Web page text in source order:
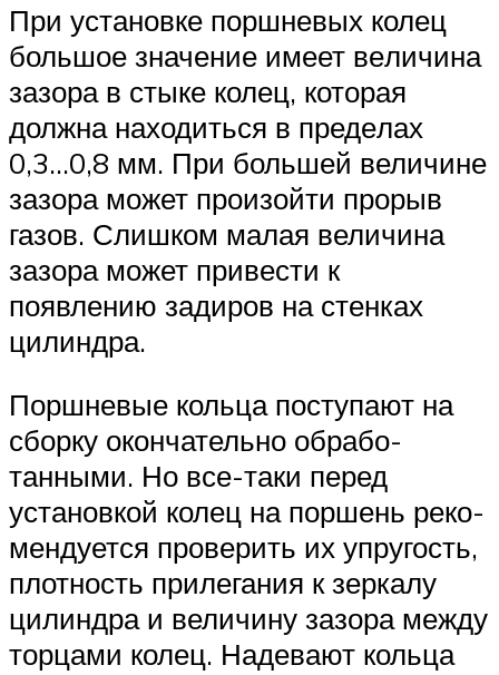
При установке поршневых колец
большое значение имеет ве­личина
зазора в стыке колец, которая
должна находиться в преде­лах
0,3…0,8 мм. При большей величине
зазора может произойти прорыв
газов. Слишком малая величина
зазора может привести к
появлению задиров на стенках
цилиндра.
Поршневые кольца поступают на
сборку окончательно обрабо­
танными. Но все-таки перед
установкой колец на поршень реко­
мендуется проверить их упругость,
плотность прилегания к зерка­лу
цилиндра и величину зазора между
торцами колец. Надевают кольца